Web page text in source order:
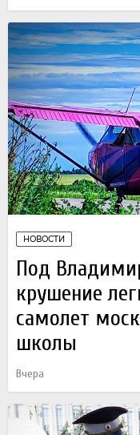
НОВОСТИ
Под
крушение
самолет
школы
Вчера